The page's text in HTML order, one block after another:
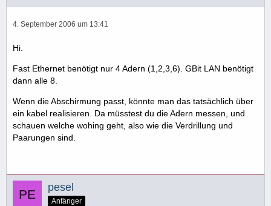
4. September 2006 um 13:41
Hi.
Fast Ethernet benötigt nur 4 Adern (1,2,3,6). GBit LAN benötigt
dann alle 8.
Wenn die Abschirmung passt, könnte man das tatsächlich über
ein kabel realisieren. Da müsstest du die Adern messen, und
schauen welche wohing geht, also wie die Verdrillung und
Paarungen sind.
pesel
Anfänger